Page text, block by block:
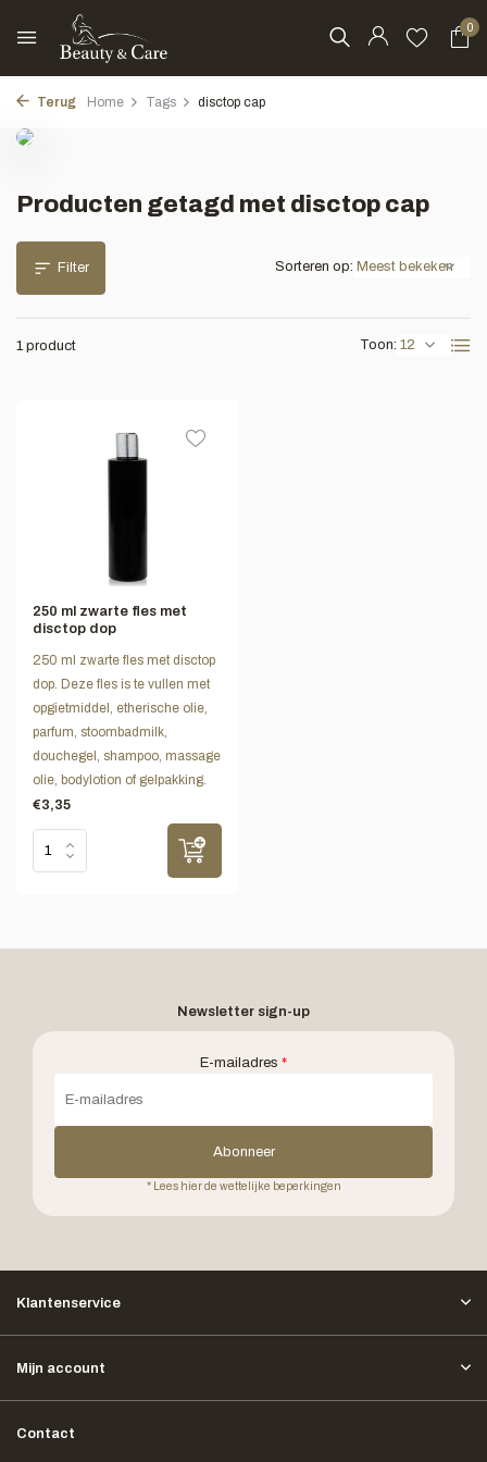
0
Terug Home Tags disctop cap
Producten getagd met disctop cap
Filter
1 product Toon:
Sorteren op:
250 ml zwarte fles met
disctop dop
250 ml zwarte fles met disctop
dop. Deze fles is te vullen met
opgietmiddel, etherische olie,
parfum, stoombadmilk,
douchegel, shampoo, massage
olie, bodylotion of gelpakking.
€3,35
Newsletter sign-up
E-mailadres *
Abonneer
* Lees hier de wettelijke beperkingen
Klantenservice
Mijn account
Contact